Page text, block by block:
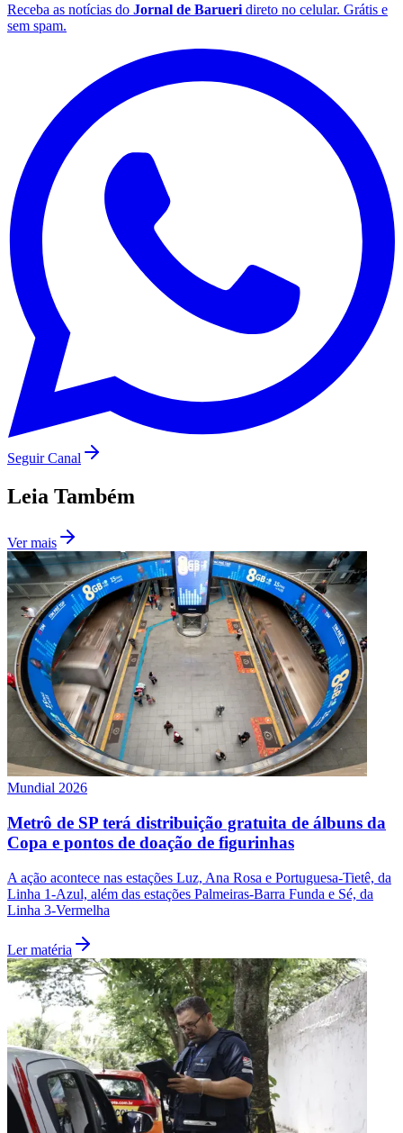
Fluminense
Receba as notícias do Jornal de Barueri direto no celular. Grátis e
sem spam.
Seguir Canal
Leia Também
Ver mais
Mundial 2026
Metrô de SP terá distribuição gratuita de álbuns da
Copa e pontos de doação de figurinhas
A ação acontece nas estações Luz, Ana Rosa e Portuguesa-Tietê, da
Linha 1-Azul, além das estações Palmeiras-Barra Funda e Sé, da
Linha 3-Vermelha
Ler matéria